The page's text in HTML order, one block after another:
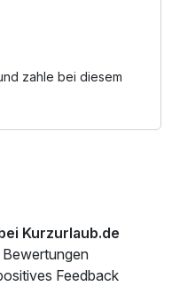
zahle bei diesem
Kurzurlaub.de
Feedback